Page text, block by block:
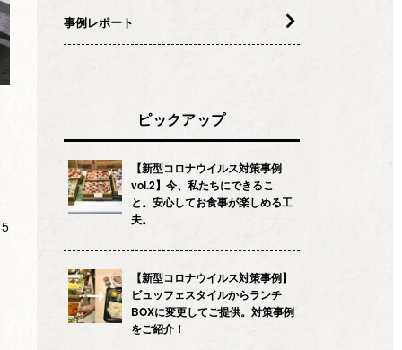
事例レポート
ピックアップ
【新型コロナウイルス対策事例
vol.2】今、私たちにできるこ
と。安心してお食事が楽しめる工
夫。
【新型コロナウイルス対策事例】
ビュッフェスタイルからランチ
BOXに変更してご提供。対策事例
をご紹介！